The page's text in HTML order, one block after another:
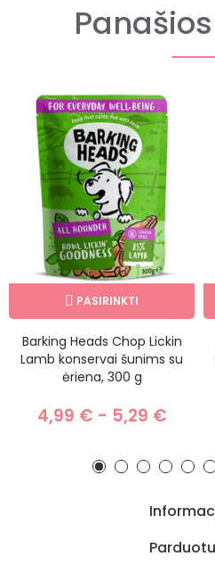
PASIRINKTI
Barking Heads Chop Lickin
Lamb konservai šunims su
ėriena, 300 g
4,99 € - 5,29 €